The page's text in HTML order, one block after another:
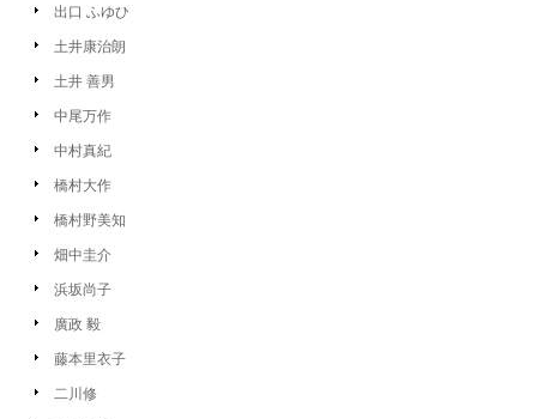
出口 ふゆひ
土井康治朗
土井 善男
中尾万作
中村真紀
橋村大作
橋村野美知
畑中圭介
浜坂尚子
廣政 毅
藤本里衣子
二川修